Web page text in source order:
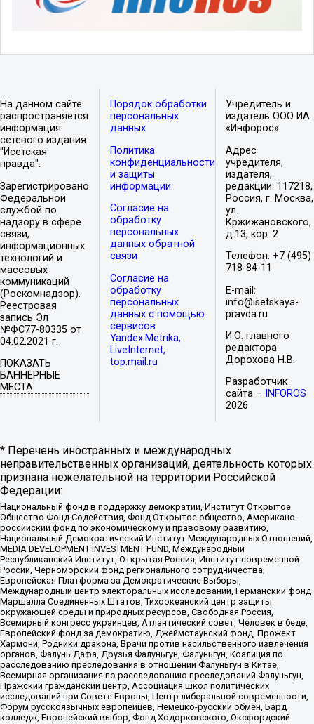
На данном сайте
распространяется
информация
сетевого издания
"Исетская
правда".
Зарегистрировано
Федеральной
службой по
надзору в сфере
связи,
информационных
технологий и
массовых
коммуникаций
(Роскомнадзор).
Реестровая
запись Эл
№ФС77-80335 от
04.02.2021 г.
ПОКАЗАТЬ
БАННЕРНЫЕ
МЕСТА
Порядок обработки
персональных
данных
Политика
конфиденциальности
и защиты
информации
Согласие на
обработку
персональных
данных обратной
связи
Согласие на
обработку
персональных
данных с помощью
сервисов
Yandex.Metrika,
LiveInternet,
top.mail.ru
Учредитель и
издатель ООО ИА
«Инфорос».
Адрес
учредителя,
издателя,
редакции: 117218,
Россия, г. Москва,
ул.
Кржижановского,
д.13, кор. 2
Телефон: +7 (495)
718-84-11
E-mail:
info@isetskaya-
pravda.ru
И.О. главного
редактора
Дорохова Н.В.
Разработчик
сайта –
INFOROS
2026
* Перечень иностранных и международных
неправительственных организаций, деятельность которых
признана нежелательной на территории Российской
Федерации:
Национальный фонд в поддержку демократии, Институт Открытое
Общество Фонд Содействия, Фонд Открытое общество, Американо-
российский фонд по экономическому и правовому развитию,
Национальный Демократический Институт Международных Отношений,
MEDIA DEVELOPMENT INVESTMENT FUND, Международный
Республиканский Институт, Открытая Россия, Институт современной
России, Черноморский фонд регионального сотрудничества,
Европейская Платформа за Демократические Выборы,
Международный центр электоральных исследований, Германский фонд
Маршалла Соединенных Штатов, Тихоокеанский центр защиты
окружающей среды и природных ресурсов, Свободная Россия,
Всемирный конгресс украинцев, Атлантический совет, Человек в беде,
Европейский фонд за демократию, Джеймстаунский фонд, Прожект
Хармони, Родники дракона, Врачи против насильственного извлечения
органов, Фалунь Дафа, Друзья Фалуньгун, Фалуньгун, Коалиция по
расследованию преследования в отношении Фалуньгун в Китае,
Всемирная организация по расследованию преследований Фалуньгун,
Пражский гражданский центр, Ассоциация школ политических
исследований при Совете Европы, Центр либеральной современности,
Форум русскоязычных европейцев, Немецко-русский обмен, Бард
колледж, Европейский выбор, Фонд Ходорковского, Оксфордский